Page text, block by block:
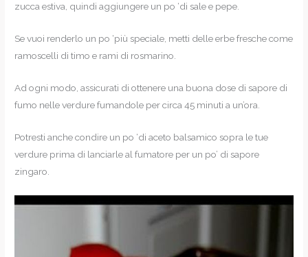
zucca estiva, quindi aggiungere un po ‘di sale e pepe.
Se vuoi renderlo un po ‘più speciale, metti delle erbe fresche come
ramoscelli di timo e rami di rosmarino.
Ad ogni modo, assicurati di ottenere una buona dose di sapore di
fumo nelle verdure fumandole per circa 45 minuti a un’ora.
Potresti anche condire un po ‘di aceto balsamico sopra le tue
verdure prima di lanciarle al fumatore per un po’ di sapore
zingaro.